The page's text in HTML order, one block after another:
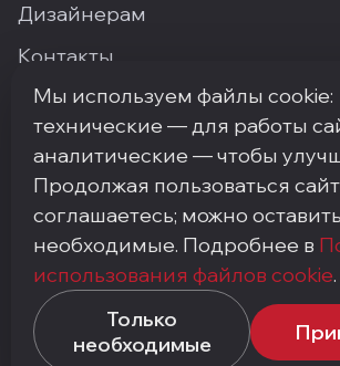
Дизайнерам
Контакты
Где купить
ПН–ПТ: 9:00–18:00·Москва, ArtPlay,
Сыромятническая, 10с3
+7 (495) 748-92-20 info@my-step.ru
Политика конфиденциальности
Соглашение на обработку
Политика использования файлов
Мы используем файлы cookie:
технические — для работы
аналитические — чтобы
Продолжая пользоваться
соглашаетесь; можно
необходимые. Подробнее в
использования файлов cookie.
Только
необходимые